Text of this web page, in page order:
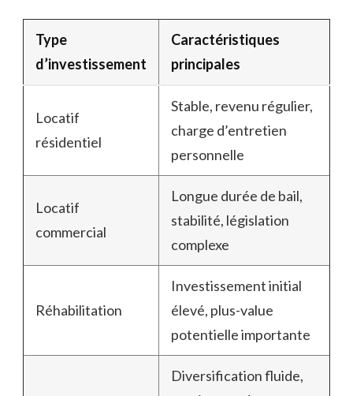
Type
d’investissement
Caractéristiques
principales
Locatif
résidentiel
Stable, revenu régulier,
charge d’entretien
personnelle
Locatif
commercial
Longue durée de bail,
stabilité, législation
complexe
Réhabilitation
Investissement initial
élevé, plus-value
potentielle importante
Diversification fluide,